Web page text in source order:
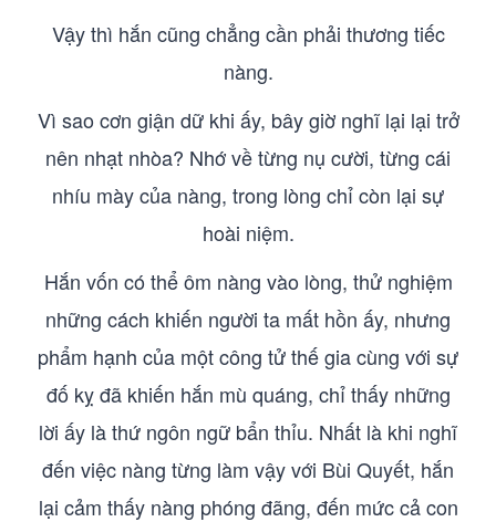
Vậy thì hắn cũng chẳng cần phải thương tiếc
nàng.
Vì sao cơn giận dữ khi ấy, bây giờ nghĩ lại lại trở
nên nhạt nhòa? Nhớ về từng nụ cười, từng cái
nhíu mày của nàng, trong lòng chỉ còn lại sự
hoài niệm.
Hắn vốn có thể ôm nàng vào lòng, thử nghiệm
những cách khiến người ta mất hồn ấy, nhưng
phẩm hạnh của một công tử thế gia cùng với sự
đố kỵ đã khiến hắn mù quáng, chỉ thấy những
lời ấy là thứ ngôn ngữ bẩn thỉu. Nhất là khi nghĩ
đến việc nàng từng làm vậy với Bùi Quyết, hắn
lại cảm thấy nàng phóng đãng, đến mức cả con